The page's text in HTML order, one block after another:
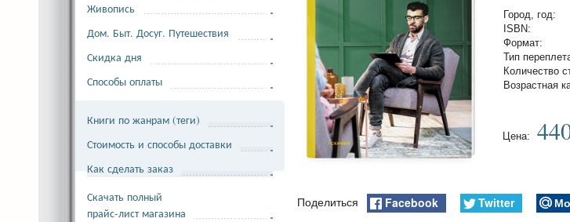
Город, год:
ISBN:
Формат:
Тип
Количество
Возрастная
Цена:
Поделиться Facebook Twitter
Живопись
Дом. Быт. Досуг. Путешествия
Скидка дня
Способы оплаты
Книги по жанрам (теги)
Стоимость и способы доставки
Как сделать заказ
Скачать полный
прайс-лист магазина